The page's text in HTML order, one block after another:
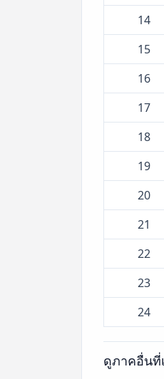
14
15
16
17
18
19
20
21
22
23
24
ดูภาคอื่นที่